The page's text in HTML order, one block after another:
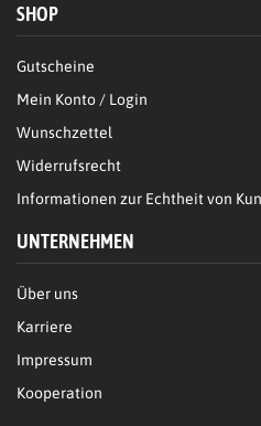
SHOP
Gutscheine
Mein Konto / Login
Wunschzettel
Widerrufsrecht
Informationen zur Echtheit von
UNTERNEHMEN
Über uns
Karriere
Impressum
Kooperation